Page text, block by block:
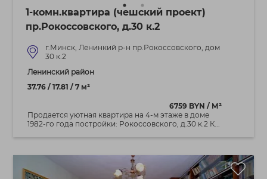
1-комн.квартира (чешский проект)
пр.Рокоссовского, д.30 к.2
г.Минск, Ленинкий р-н пр.Рокоссовского, дом
30 к.2
Ленинский район
37.76 / 17.81 / 7 м²
6759 BYN / М²
Продается уютная квартира на 4-м этаже в доме
1982-го года постройки: Рокоссовского, д.30 к.2 К...